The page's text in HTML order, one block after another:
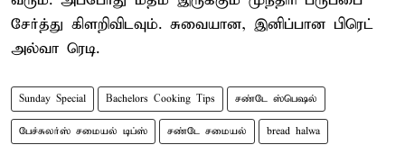
சேர்த்து கிளறிவிடவும். சுவையான, இனிப்பான பிரெட்
அல்வா ரெடி.
Sunday Special Bachelors Cooking Tips சண்டே ஸ்பெஷல்
பேச்சுலர்ஸ் சமையல் டிப்ஸ் சண்டே சமையல் bread halwa